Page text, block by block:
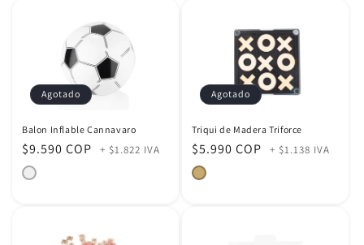
Agotado
Balon Inflable Cannavaro
Precio
habitual
$9.590 COP + $1.822 IVA
Agotado
Triqui de Madera Triforce
Precio
habitual
$5.990 COP + $1.138 IVA